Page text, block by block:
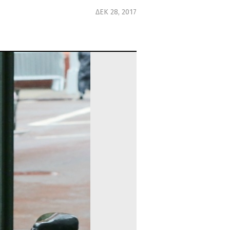
ΔΕΚ 28, 2017